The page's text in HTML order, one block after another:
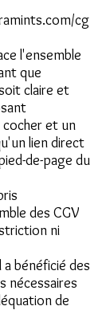
cg
l'ensemble
que
claire et
et un
lien direct
de-page du
des CGV
ni
a bénéficié des
nécessaires
de